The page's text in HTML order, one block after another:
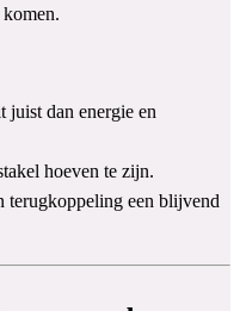
juist dan energie en
hoeven te zijn.
terugkoppeling een blijvend